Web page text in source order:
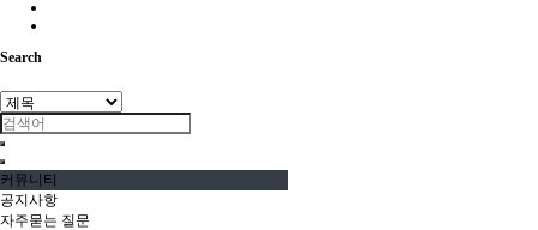
Search
커뮤니티
공지사항
자주묻는 질문